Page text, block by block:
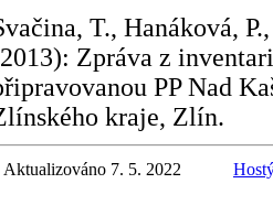
T., Hanáková,
Zpráva z
PP Nad
kraje, Zlín.
Aktualizováno 7. 5. 2022